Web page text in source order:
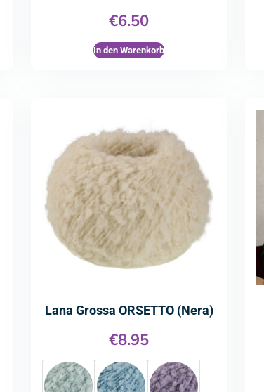
€6.50
In den Warenkorb
Lana Grossa ORSETTO (Nera)
€8.95